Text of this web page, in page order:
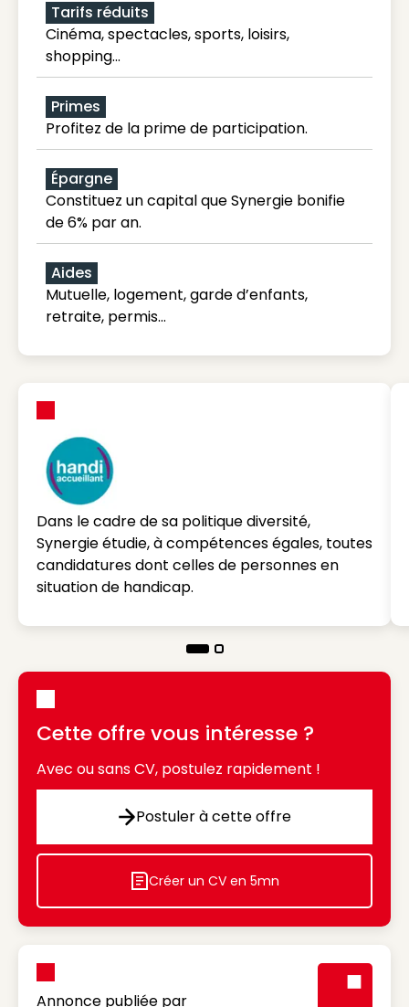
Tarifs réduits
Cinéma, spectacles, sports, loisirs,
shopping...
Primes
Profitez de la prime de participation.
Épargne
Constituez un capital que Synergie bonifie
de 6% par an.
Aides
Mutuelle, logement, garde d’enfants,
retraite, permis…
Dans le cadre de sa politique diversité,
Synergie étudie, à compétences égales, toutes
candidatures dont celles de personnes en
situation de handicap.
Cette offre vous intéresse ?
Avec ou sans CV, postulez rapidement !
Postuler à cette offre
Postuler à cette offre
Icon decorative
Créer un CV en 5mn
Annonce publiée par